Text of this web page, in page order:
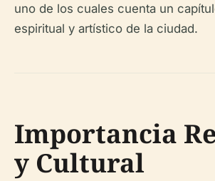
uno de los cuales cuenta un
espiritual y artístico de la ciudad.
Importancia
y Cultural